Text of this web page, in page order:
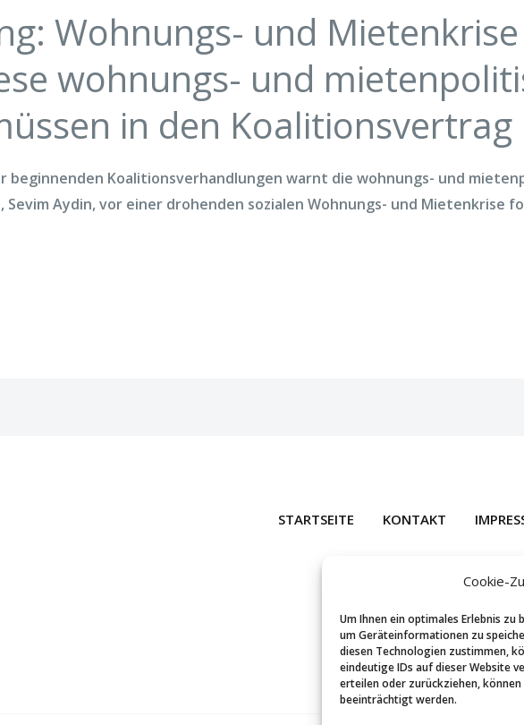
Cookie-
Um Ihnen ein optimales Erlebnis
um Geräteinformationen zu
diesen Technologien zustimmen,
eindeutige IDs auf dieser Website
erteilen oder zurückziehen,
beeinträchtigt werden.
Wohnungs- und Mietenkrise
wohnungs- und
in den Koalitionsvertrag
beginnenden Koalitionsverhandlungen warnt die wohnungs- und
Sevim Aydin, vor einer drohenden sozialen Wohnungs- und Mietenkrise
STARTSEITE KONTAKT